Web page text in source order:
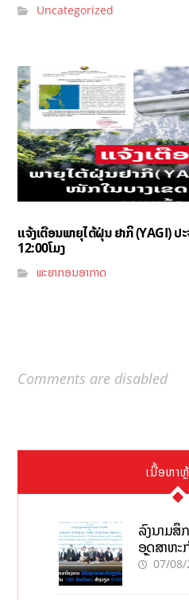
Uncategorized
ແຈ້ງເຕືອນພາຍຸໄຕ້ຝຸ່ນ ຢາກິ (YAGI)​ ປ
12:00ໂມງ
ພະຍາກອນອາກາດ
Comments are disabled
ເນື້ອຫາ
ລົງນາມສຶ
ອຸດສາຫະ
ເປົ້າດຶງທຶນ
07/08/